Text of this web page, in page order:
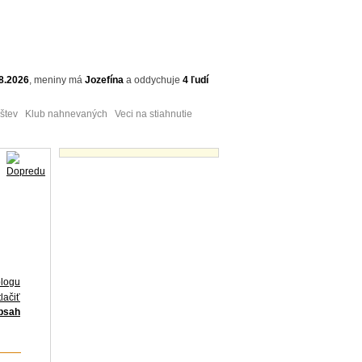
, meniny má Jozefína a oddychuje 4 ľudí
Klub nahnevaných Veci na stiahnutie